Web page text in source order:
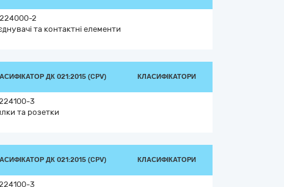
2
та контактні елементи
ДК 021:2015 (CPV) КЛАСИФІКАТОРИ
3
та розетки
ДК 021:2015 (CPV) КЛАСИФІКАТОРИ
3